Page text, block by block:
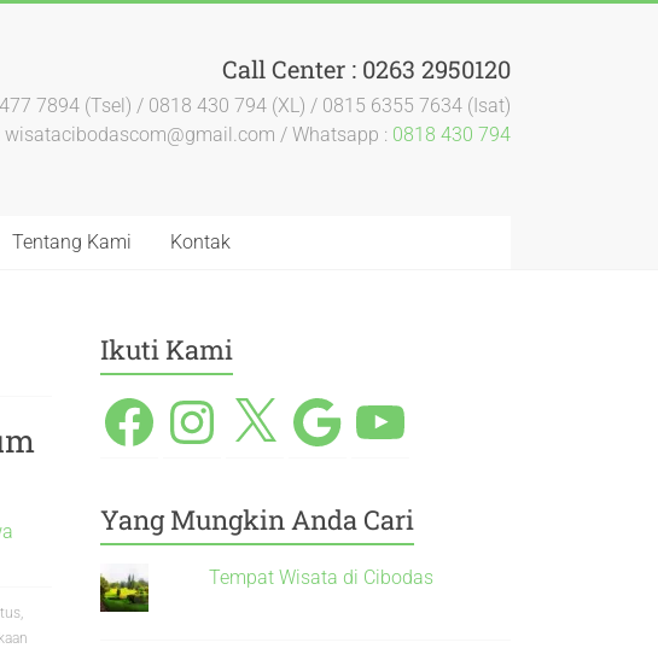
Call Center : 0263 2950120
7894 (Tsel) / 0818 430 794 (XL) / 0815 6355 7634 (Isat)
wisatacibodascom@gmail.com / Whatsapp : 0818 430 794
Tentang Kami Kontak
,
Ikuti Kami
Yang Mungkin Anda Cari
Tempat Wisata di Cibodas